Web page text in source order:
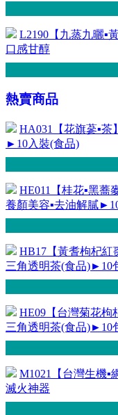
L2190【九蒸九曬▪黃
口感甘醇
熱賣商品
HA031【花旗蔘▪茶】
►10入裝(食品)
HE011【桂花▪黑蕎
養顏美容▪去油解膩
HB17【黃耆枸杞紅
三角透明茶(食品)►10
HE09【台灣菊花枸
三角透明茶(食品)►10
M1021【台灣生機▪
滅火神器